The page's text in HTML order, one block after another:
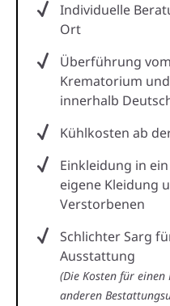
Individuelle
Ort
Überführung
Krematorium
innerhalb
Kühlkosten ab
Einkleidung in
eigene Kleidung
Verstorbenen
Schlichter Sarg
Ausstattung
(Die Kosten für
anderen